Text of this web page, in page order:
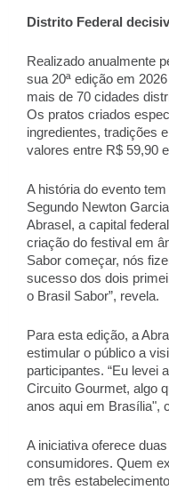
Distrito Federal
Realizado anualmente
sua 20ª edição em
mais de 70 cidades
Os pratos criados
ingredientes, tradições
valores entre R$ 59,90
A história do evento
Segundo Newton
Abrasel, a capital
criação do festival em
Sabor começar, nós
sucesso dos dois
o Brasil Sabor”, revela.
Para esta edição, a
estimular o público a
participantes. “Eu levei
Circuito Gourmet, algo
anos aqui em Brasília",
A iniciativa oferece
consumidores. Quem
em três